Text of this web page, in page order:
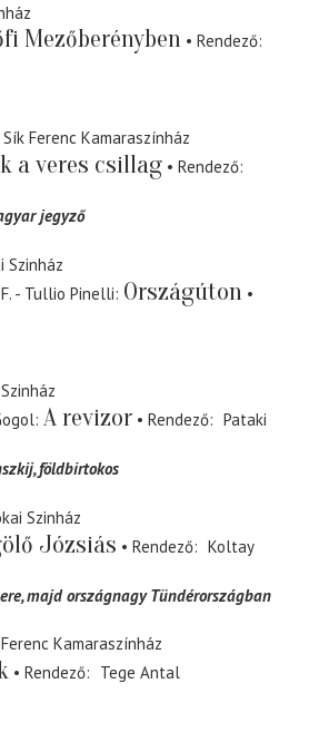
Mezőberényben
Rendező
Sík Ferenc Kamaraszínház
a veres csillag
Rendező
jegyző
Szinház
- Tullio Pinelli Országúton
A revizor Rendező
Pataki
földbirtokos
Szinház
Józsiás Rendező
Koltay
majd országnagy Tündérországban
Kamaraszínház
Rendező
Tege Antal